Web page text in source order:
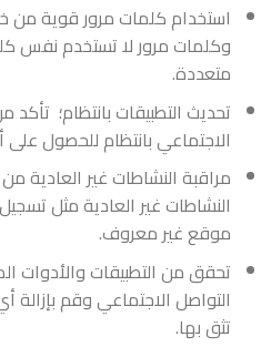
استخدام كلمات مرور قوية من
وكلمات مرور لا تستخدم نفس
متعددة.
تحديث التطبيقات بانتظام؛
الاجتماعي بانتظام للحصول على
مراقبة النشاطات غير العادية
النشاطات غير العادية مثل
موقع غير معروف.
تحقق من التطبيقات والأدوات
التواصل الاجتماعي وقم بإزالة
تثق بها.